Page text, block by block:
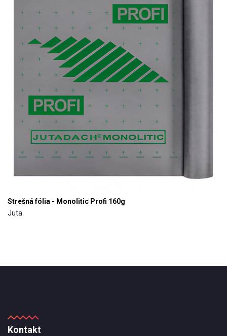
Strešná fólia - Monolitic Profi 160g
Juta
Kontakt